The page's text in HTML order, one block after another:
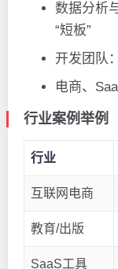
数据分析
“短板”
开发团队
电商、
行业案例举例
行业
互联网电商
教育/出版
SaaS工具